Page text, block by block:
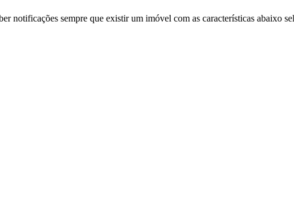
notificações sempre que existir um imóvel com as características abaixo